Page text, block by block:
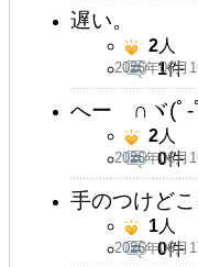
遅い。
2026年06月
2人
1件
へー ∩ヾ(ﾟ
2026年06月
2人
0件
手のつけど
2026年06月
1人
0件